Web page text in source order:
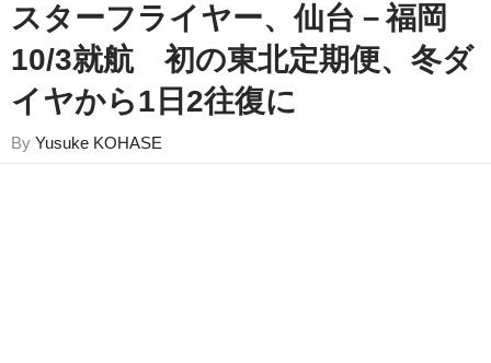
スターフライヤー、仙台－福岡
10/3就航 初の東北定期便、冬ダ
イヤから1日2往復に
By Yusuke KOHASE